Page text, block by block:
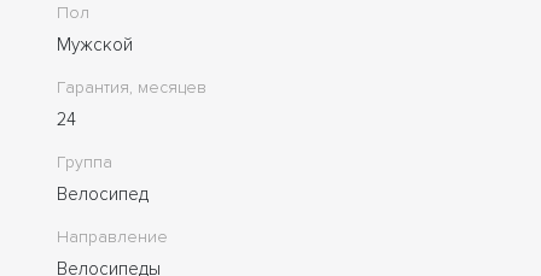
Пол
Мужской
Гарантия, месяцев
24
Группа
Велосипед
Направление
Велосипеды